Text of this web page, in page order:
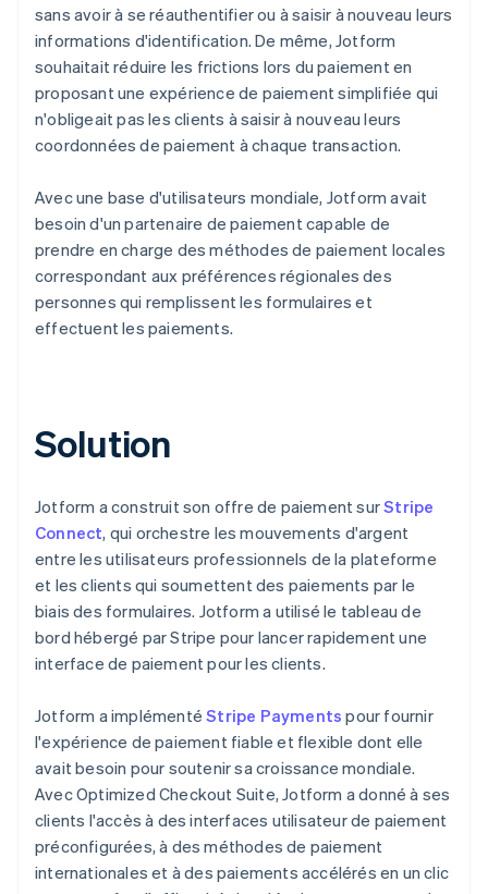
sans avoir à se réauthentifier ou à saisir à nouveau leurs
informations d'identification. De même, Jotform
souhaitait réduire les frictions lors du paiement en
proposant une expérience de paiement simplifiée qui
n'obligeait pas les clients à saisir à nouveau leurs
coordonnées de paiement à chaque transaction.
Avec une base d'utilisateurs mondiale, Jotform avait
besoin d'un partenaire de paiement capable de
prendre en charge des méthodes de paiement locales
correspondant aux préférences régionales des
personnes qui remplissent les formulaires et
effectuent les paiements.
Solution
Jotform a construit son offre de paiement surStripe
Connect, qui orchestre les mouvements d'argent
entre les utilisateurs professionnels de la plateforme
et les clients qui soumettent des paiements par le
biais des formulaires. Jotform a utilisé le tableau de
bord hébergé par Stripe pour lancer rapidement une
interface de paiement pour les clients.
Jotform a implémentéStripe Payments pour fournir
l'expérience de paiement fiable et flexible dont elle
avait besoin pour soutenir sa croissance mondiale.
Avec Optimized Checkout Suite, Jotform a donné à ses
clients l'accès à des interfaces utilisateur de paiement
préconfigurées, à des méthodes de paiement
internationales et à des paiements accélérés en un clic